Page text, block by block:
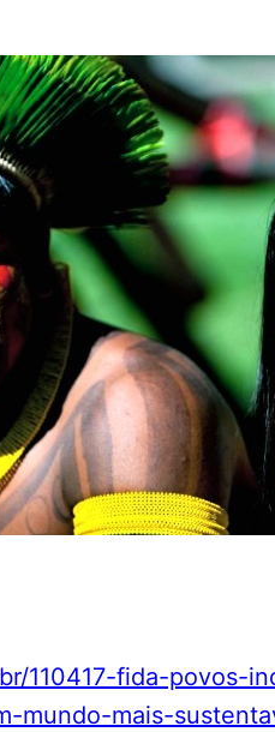
110417-fida-povos-
mundo-mais-